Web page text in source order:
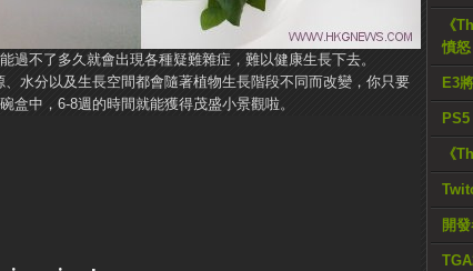
《
憤怒
E3
《
開
過不了多久就會出現各種疑難雜症，難以健康生長下去。
水分以及生長空間都會隨著植物生長階段不同而改變，你只要
盒中，6-8週的時間就能獲得茂盛小景觀啦。